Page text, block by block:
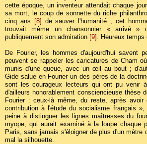
cette époque, un inventeur attendait chaque
sa mort, le coup de sonnette du riche
cinq ans
[8]
de sauver l'humanité ; cet
trouvait même un chansonnier « arrivé »
publiquement son admiration [9] . Heureux temps
De Fourier, les hommes d'aujourd'hui savent
peuvent se rappeler les caricatures de Cham
munis d'une queue, avec un œil au bout ;
Gide salue en Fourier un des pères de la
sont les courageux lecteurs qui ont pu venir
d'ailleurs honorablement consciencieuse thèse
Fourier : ceux-là même, du reste, après avoir
contribution à l'étude du socialisme français
peine à distinguer les lignes maîtresses du
myope, qui aurait examiné à la loupe chaque
Paris, sans jamais s'éloigner de plus d'un mètre
mal la silhouette.